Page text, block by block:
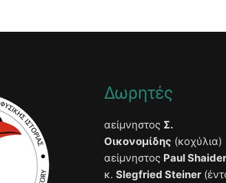
Δωρητές
αείμνηστος Σ.
Οικονομίδης (κοχύλια)
αείμνηστος Paul Shaider
κ. Slegfried Steiner